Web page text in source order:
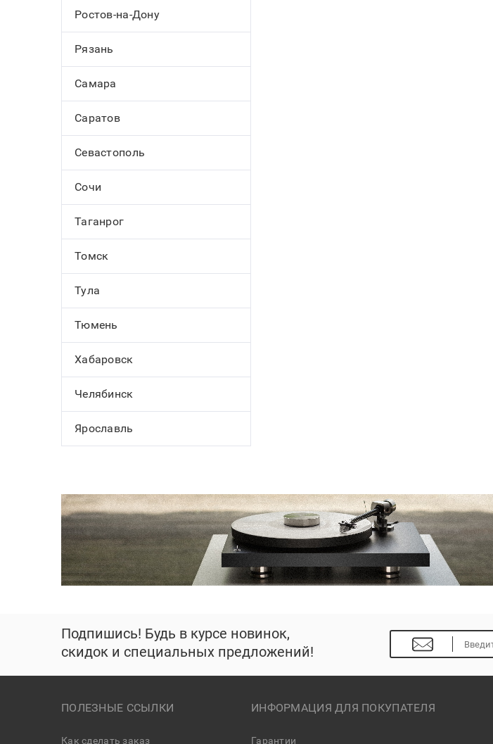
Ростов-на-Дону
Рязань
Самара
Саратов
Севастополь
Сочи
Таганрог
Томск
Тула
Тюмень
Хабаровск
Челябинск
Ярославль
Подпишись! Будь в курсе новинок,
скидок и специальных предложений!
ПОЛЕЗНЫЕ ССЫЛКИ
Как сделать заказ
ИНФОРМАЦИЯ ДЛЯ ПОКУПАТЕЛЯ
Гарантии